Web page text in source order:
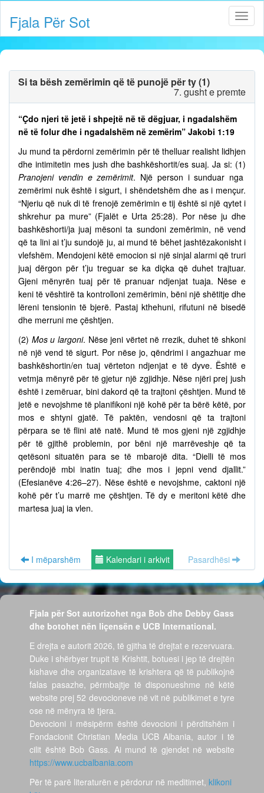
Fjala Për Sot
Si ta bësh zemërimin që të punojë për ty (1)
7. gusht e premte
“Çdo njeri të jetë i shpejtë në të dëgjuar, i ngadalshëm
në të folur dhe i ngadalshëm në zemërim” Jakobi 1:19
Ju mund ta përdorni zemërimin për të thelluar realisht lidhjen
dhe intimitetin mes jush dhe bashkëshortit/es suaj. Ja si: (1)
Pranojeni vendin e zemërimit. Një person i sunduar nga
zemërimi nuk është i sigurt, i shëndetshëm dhe as i mençur.
“Njeriu që nuk di të frenojë zemërimin e tij është si një qytet i
shkrehur pa mure” (Fjalët e Urta 25:28). Por nëse ju dhe
bashkëshorti/ja juaj mësoni ta sundoni zemërimin, në vend
që ta lini ai t’ju sundojë ju, ai mund të bëhet jashtëzakonisht i
vlefshëm. Mendojeni këtë emocion si një sinjal alarmi që truri
juaj dërgon për t’ju treguar se ka diçka që duhet trajtuar.
Gjeni mënyrën tuaj për të pranuar ndjenjat tuaja. Nëse e
keni të vështirë ta kontrolloni zemërimin, bëni një shëtitje dhe
lëreni tensionin të bjerë. Pastaj kthehuni, rifutuni në bisedë
dhe merruni me çështjen.
(2) Mos u largoni. Nëse jeni vërtet në rrezik, duhet të shkoni
në një vend të sigurt. Por nëse jo, qëndrimi i angazhuar me
bashkëshortin/en tuaj vërteton ndjenjat e të dyve. Është e
vetmja mënyrë për të gjetur një zgjidhje. Nëse njëri prej jush
është i zemëruar, bini dakord që ta trajtoni çështjen. Mund të
jetë e nevojshme të planifikoni një kohë për ta bërë këtë, por
mos e shtyni gjatë. Të paktën, vendosni që ta trajtoni
përpara se të flini atë natë. Mund të mos gjeni një zgjidhje
për të gjithë problemin, por bëni një marrëveshje që ta
qetësoni situatën para se të mbarojë dita. “Dielli të mos
perëndojë mbi inatin tuaj; dhe mos i jepni vend djallit.”
(Efesianëve 4:26–27). Nëse është e nevojshme, caktoni një
kohë për t’u marrë me çështjen. Të dy e meritoni këtë dhe
martesa juaj ia vlen.
I mëparshëm Kalendari i arkivit Pasardhësi
Fjala për Sot autorizohet nga Bob dhe Debby Gass
dhe botohet nën liçensën e UCB International.
E drejta e autorit 2026, të gjitha të drejtat e rezervuara.
Duke i shërbyer trupit të Krishtit, botuesi i jep të drejtën
kishave dhe organizatave të krishtera që të publikojnë
falas pasazhe, përmbajtje të disponueshme në këtë
website prej 52 devocioneve në vit në publikimet e tyre
ose në mënyra të tjera.
Devocioni i mësipërm është devocioni i përditshëm i
Fondacionit Christian Media UCB Albania, autor i të
cilit është Bob Gass. Ai mund të gjendet në website
https://www.ucbalbania.com
Për të parë literaturën e përdorur në meditimet, klikoni